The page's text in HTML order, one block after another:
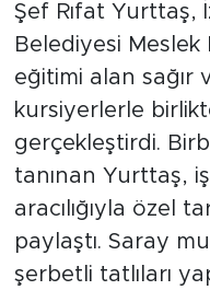
Şef Rıfat Yurttaş,
Belediyesi Meslek
eğitimi alan sağır
kursiyerlerle
gerçekleştirdi.
tanınan Yurttaş,
aracılığıyla özel
paylaştı. Saray
şerbetli tatlıları